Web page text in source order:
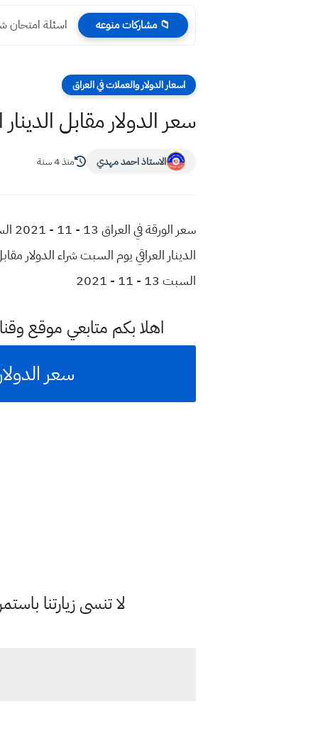
📁 مشاركات منوعه اسئلة امتحان
اسعار الدولار والعملات في العراق
سعر الدولار مقابل الدينار
الاستاذ احمد مهدي منذ 4 سنة
السبت 13 - 11 - 2021
اهلا بكم متابعي موقع
سعر الدولار
لا تنسى زيارتنا